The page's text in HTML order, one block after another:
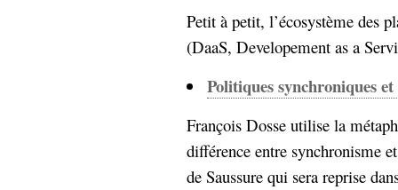
Petit à petit, l’écosystème des
(DaaS, Developement as a
Politiques synchroniques
François Dosse utilise la
différence entre synchronisme
de Saussure qui sera reprise